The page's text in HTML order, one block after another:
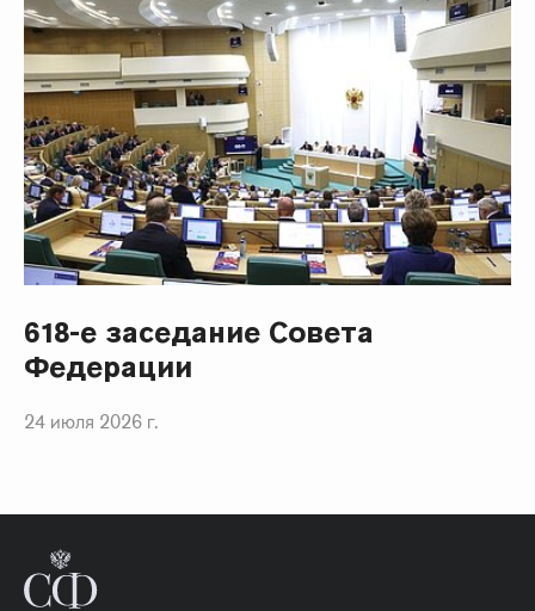
618-е заседание Совета
Федерации
24 июля 2026 г.